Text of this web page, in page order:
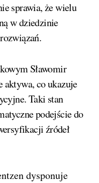
sprawia, że wielu
w dziedzinie
Sławomir
aktywa, co ukazuje
Taki stan
podejście do
źródeł
dysponuje